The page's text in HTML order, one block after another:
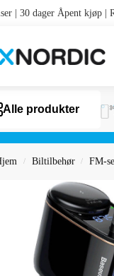
| 30 dager Åpent kjøp |
Alle produkter
/ Biltilbehør / FM-